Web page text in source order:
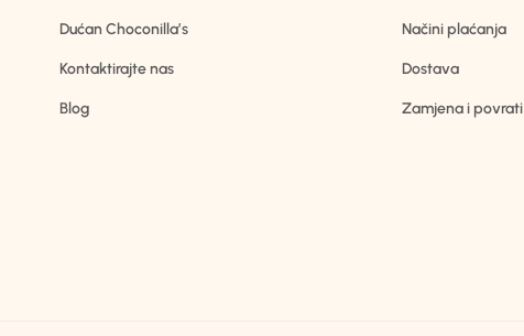
Dućan Choconilla’s
Kontaktirajte nas
Blog
Načini plaćanja
Dostava
Zamjena i povrati